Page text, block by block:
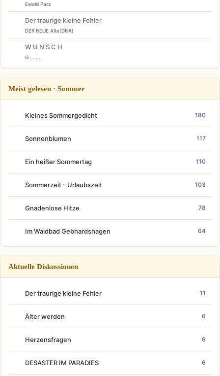
Ewald Patz
Der traurige kleine Fehler
DER NEUE Alte(DNA)
W U N S C H
G . . . .
Meist gelesen · Sommer
Kleines Sommergedicht 180
Sonnenblumen 117
Ein heißer Sommertag 110
Sommerzeit - Urlaubszeit 103
Gnadenlose Hitze 78
Im Waldbad Gebhardshagen 64
Aktuelle Diskussionen
Der traurige kleine Fehler 11
Älter werden 6
Herzensfragen 6
DESASTER IM PARADIES 6